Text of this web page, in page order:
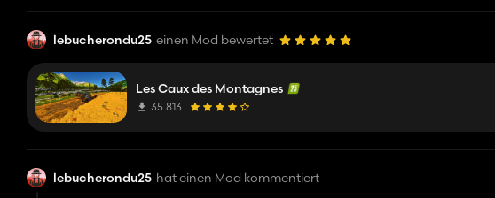
lebucherondu25 einen Mod bewertet
Les Caux des Montagnes
35 813
lebucherondu25 hat einen Mod kommentiert